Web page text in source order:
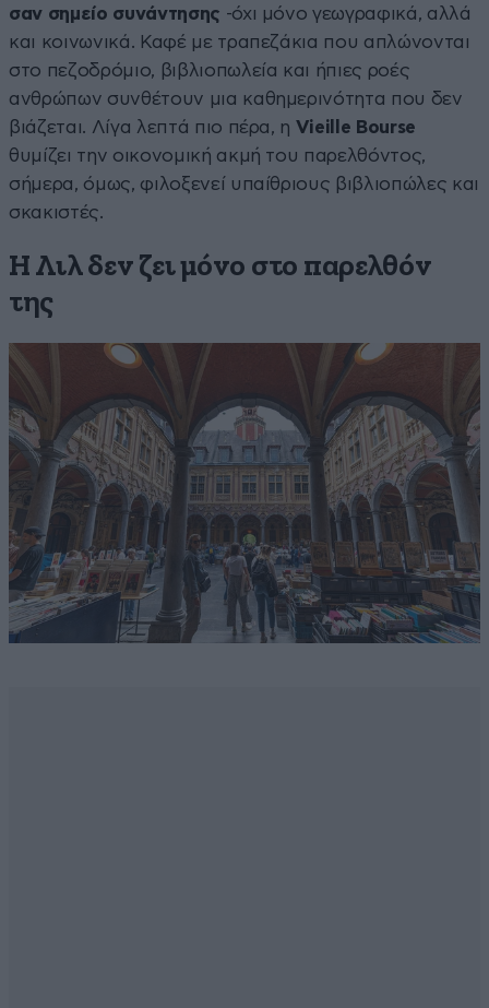
σαν σημείο συνάντησης -όχι μόνο γεωγραφικά, αλλά
και κοινωνικά. Καφέ με τραπεζάκια που απλώνονται
στο πεζοδρόμιο, βιβλιοπωλεία και ήπιες ροές
ανθρώπων συνθέτουν μια καθημερινότητα που δεν
βιάζεται. Λίγα λεπτά πιο πέρα, η Vieille Bourse
θυμίζει την οικονομική ακμή του παρελθόντος,
σήμερα, όμως, φιλοξενεί υπαίθριους βιβλιοπώλες και
σκακιστές.
Η Λιλ δεν ζει μόνο στο παρελθόν
της